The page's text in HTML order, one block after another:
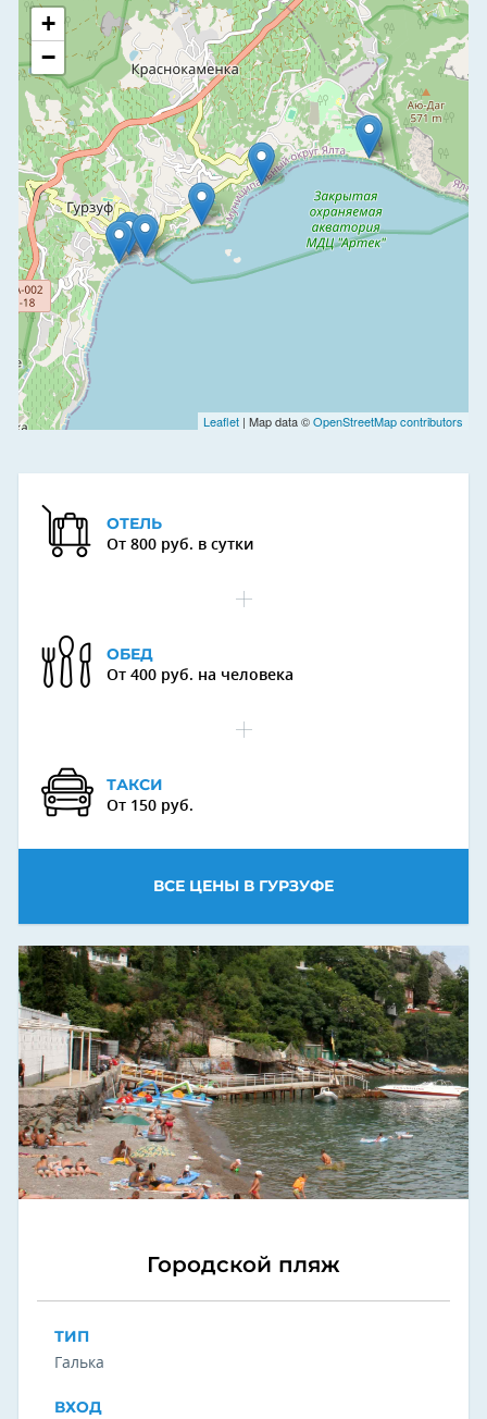
+
−
Leaflet | Map data ©OpenStreetMap contributors
ОТЕЛЬ
От 800 руб. в сутки
ОБЕД
От 400 руб. на человека
ТАКСИ
От 150 руб.
ВСЕ ЦЕНЫ В ГУРЗУФЕ
Городской пляж
ТИП
Галька
ВХОД